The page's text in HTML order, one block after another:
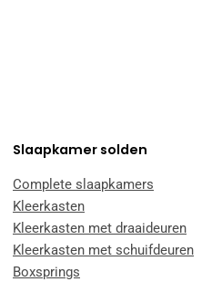
Slaapkamer solden
Complete slaapkamers
Kleerkasten
Kleerkasten met draaideuren
Kleerkasten met schuifdeuren
Boxsprings